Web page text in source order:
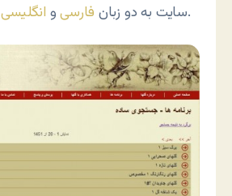
سایت به دو زبان فارسیو انگلیسی طراحی شده است.